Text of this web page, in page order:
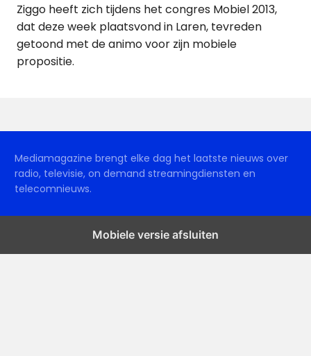
Ziggo heeft zich tijdens het congres Mobiel 2013,
dat deze week plaatsvond in Laren, tevreden
getoond met de animo voor zijn mobiele
propositie.
Mediamagazine brengt elke dag het laatste nieuws over
radio, televisie, on demand streamingdiensten en
telecomnieuws.
Mobiele versie afsluiten